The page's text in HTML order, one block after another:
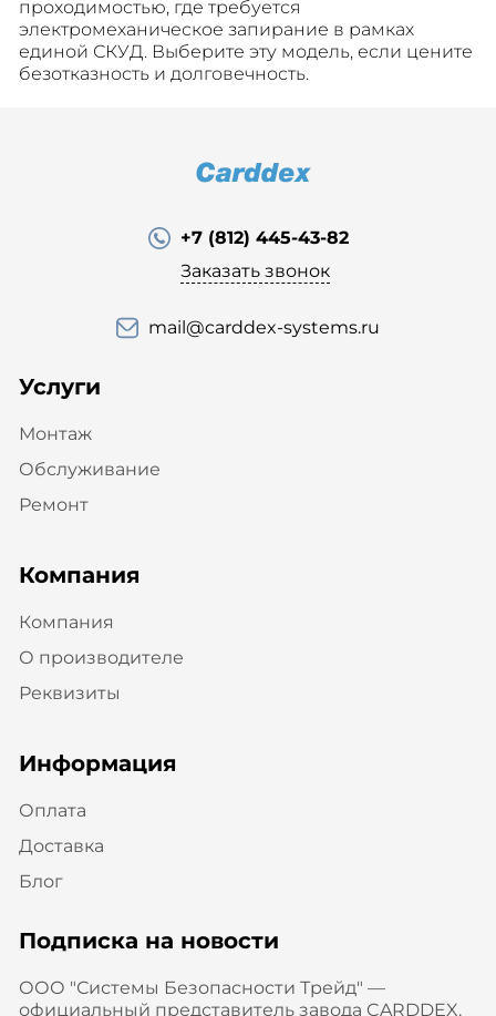
проходимостью, где требуется
электромеханическое запирание в рамках
единой СКУД. Выберите эту модель, если цените
безотказность и долговечность.
+7 (812) 445-43-82
Заказать звонок
mail@carddex-systems.ru
Услуги
Монтаж
Обслуживание
Ремонт
Компания
Компания
О производителе
Реквизиты
Информация
Оплата
Доставка
Блог
Подписка на новости
ООО "Системы Безопасности Трейд" —
официальный представитель завода CARDDEX.